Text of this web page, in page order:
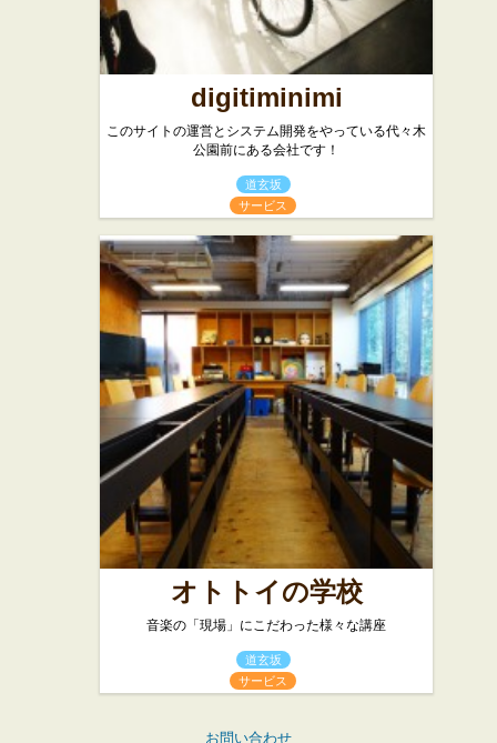
digitiminimi
このサイトの運営とシステム開発をやっている代々木
公園前にある会社です！
道玄坂
サービス
オトトイの学校
音楽の「現場」にこだわった様々な講座
道玄坂
サービス
お問い合わせ